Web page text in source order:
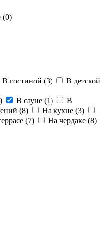
(0)
В гостиной (3)
В детской
) В сауне (1)
В
(8) На кухне (3)
(7) На чердаке (8)